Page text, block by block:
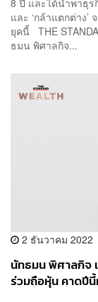
และ ‘กล้าแตกต่าง
ยุคนี้ THE
ธมน พิศาลกิจ...
2 ธันวาคม 2022
นัทธมน พิศาลกิจ
ร่วมถือหุ้น คาดปี